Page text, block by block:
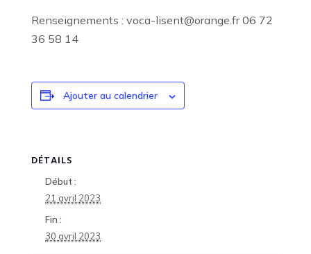
Renseignements : voca-lisent@orange.fr 06 72
36 58 14
Ajouter au calendrier
DÉTAILS
Début :
21 avril 2023
Fin :
30 avril 2023